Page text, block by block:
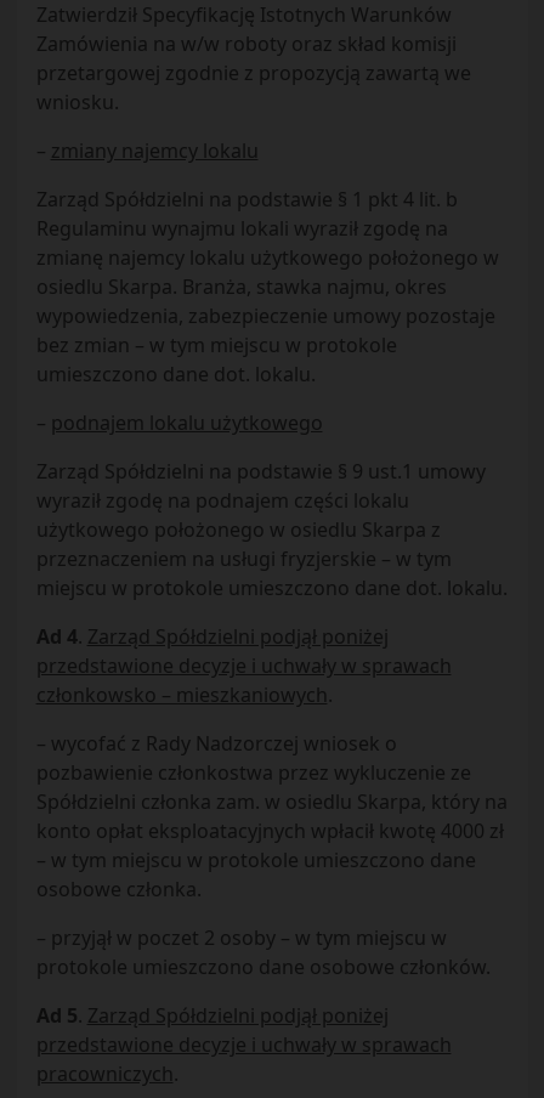
Zatwierdził Specyfikację Istotnych Warunków
Zamówienia na w/w roboty oraz skład komisji
przetargowej zgodnie z propozycją zawartą we
wniosku.
– zmiany najemcy lokalu
Zarząd Spółdzielni na podstawie § 1 pkt 4 lit. b
Regulaminu wynajmu lokali wyraził zgodę na
zmianę najemcy lokalu użytkowego położonego w
osiedlu Skarpa. Branża, stawka najmu, okres
wypowiedzenia, zabezpieczenie umowy pozostaje
bez zmian – w tym miejscu w protokole
umieszczono dane dot. lokalu.
– podnajem lokalu użytkowego
Zarząd Spółdzielni na podstawie § 9 ust.1 umowy
wyraził zgodę na podnajem części lokalu
użytkowego położonego w osiedlu Skarpa z
przeznaczeniem na usługi fryzjerskie – w tym
miejscu w protokole umieszczono dane dot. lokalu.
Ad 4. Zarząd Spółdzielni podjął poniżej
przedstawione decyzje i uchwały w sprawach
członkowsko – mieszkaniowych.
– wycofać z Rady Nadzorczej wniosek o
pozbawienie członkostwa przez wykluczenie ze
Spółdzielni członka zam. w osiedlu Skarpa, który na
konto opłat eksploatacyjnych wpłacił kwotę 4000 zł
– w tym miejscu w protokole umieszczono dane
osobowe członka.
– przyjął w poczet 2 osoby – w tym miejscu w
protokole umieszczono dane osobowe członków.
Ad 5. Zarząd Spółdzielni podjął poniżej
przedstawione decyzje i uchwały w sprawach
pracowniczych.